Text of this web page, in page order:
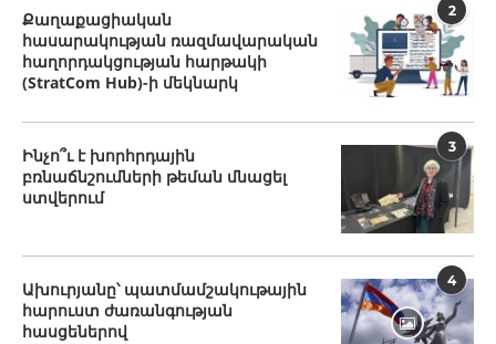
2
Քաղաքացիական
հասարակության ռազմավարական
հաղորդակցության հարթակի
(StratCom Hub)-ի մեկնարկ
3
Ինչո՞ւ է խորհրդային
բռնաճնշումների թեման մնացել
ստվերում
4
Ախուրյանը՝ պատմամշակութային
հարուստ ժառանգության
հասցեներով